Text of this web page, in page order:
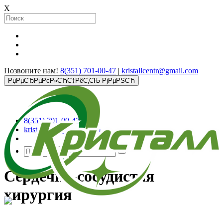
X
Позвоните нам! 8(351) 701-00-47 | kristallcentr@gmail.com
РџРµСЂРµРєР»СЋС‡РёС‚СЊ РјРµРЅСЋ
8(351) 701-00-47
kristallcentr@gmail.com
Сердечно-сосудистая
хирургия